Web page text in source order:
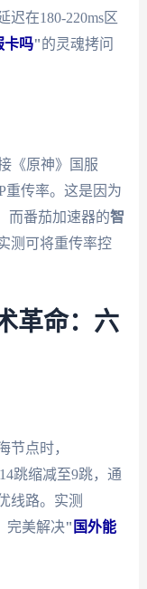
在180-220ms区
卡吗"的灵魂拷问
《原神》国服
重传率。这是因为
而番茄加速器的智
测可将重传率控
革命：六
节点时，
跳缩减至9跳，通
线路。实测
完美解决" 国外能